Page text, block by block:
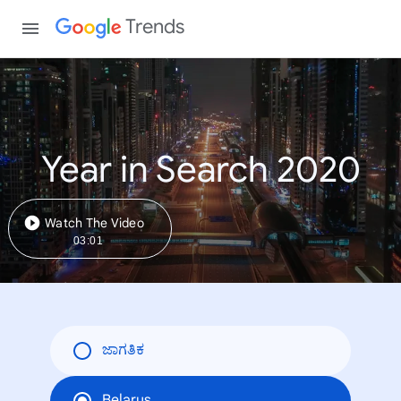
Trends
Year in Search 2020
Watch The Video
03:01
ಜಾಗತಿಕ